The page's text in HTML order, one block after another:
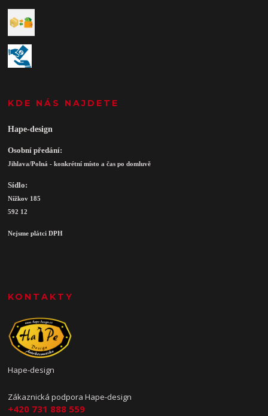
KDE NÁS NAJDETE
Hape-design
Osobní předání:
Jihlava/Polná - konkrétní místo a čas po domluvě
Sídlo:
Nížkov 185
592 12
Nejsme plátci DPH
KONTAKTY
Hape-design
Zákaznická podpora Hape-design
+420 731 888 559